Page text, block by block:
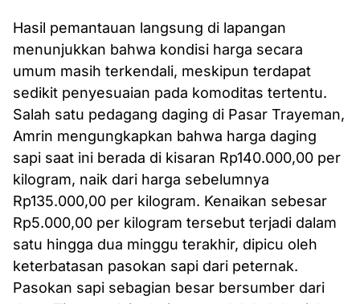
Hasil pemantauan langsung di lapangan
menunjukkan bahwa kondisi harga secara
umum masih terkendali, meskipun terdapat
sedikit penyesuaian pada komoditas tertentu.
Salah satu pedagang daging di Pasar Trayeman,
Amrin mengungkapkan bahwa harga daging
sapi saat ini berada di kisaran Rp140.000,00 per
kilogram, naik dari harga sebelumnya
Rp135.000,00 per kilogram. Kenaikan sebesar
Rp5.000,00 per kilogram tersebut terjadi dalam
satu hingga dua minggu terakhir, dipicu oleh
keterbatasan pasokan sapi dari peternak.
Pasokan sapi sebagian besar bersumber dari